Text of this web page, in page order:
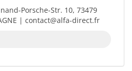
Porsche-Str. 10, 73479
| contact@alfa-direct.fr